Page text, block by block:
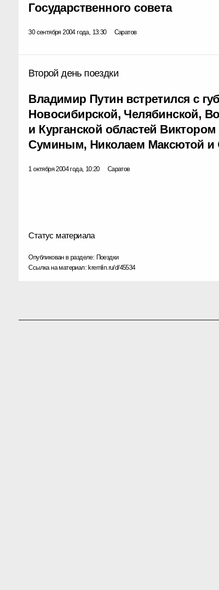
Государственного совета
30 сентября 2004 года, 13:30 Саратов
Второй день поездки
Владимир Путин встретился с
Новосибирской, Челябинской,
и Курганской областей
Суминым, Николаем Максютой
1 октября 2004 года, 10:20 Саратов
Статус материала
Опубликован в разделе: Поездки
Ссылка на материал: kremlin.ru/d/45534